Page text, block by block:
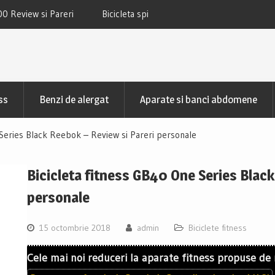
SBK800B Review si Pareri
TECHFIT R400N Review si
Benzi de alergat Aparate si banci abdomene
Black Reebok – Review si Pareri personale
Bicicleta fitness GB40 One Series
personale
15 octombrie 2018 admin Biciclete fitness
Cele mai noi reduceri la aparate fitness propuse de